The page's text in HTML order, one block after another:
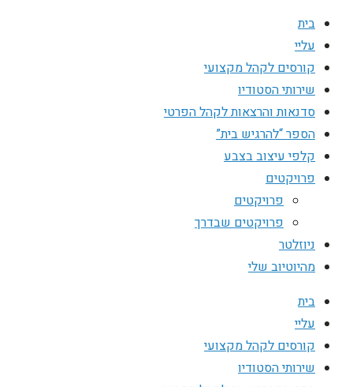
בית
עליי
קורסים לקהל מקצועי
שירותי הסטודיו
סדנאות והרצאות לקהל הפרטי
הספר “להרגיש בית”
קלפי עיצוב בצבע
פרויקטים
פרויקטים
פרויקטים שבדרך
ניוזלטר
מהיוטיוב שלי
בית
עליי
קורסים לקהל מקצועי
שירותי הסטודיו